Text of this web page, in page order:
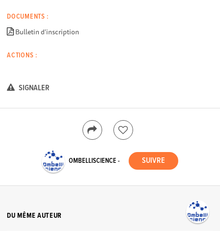
DOCUMENTS :
Bulletin d'inscription
ACTIONS :
SIGNALER
OMBELLISCIENCE -
DU MÊME AUTEUR